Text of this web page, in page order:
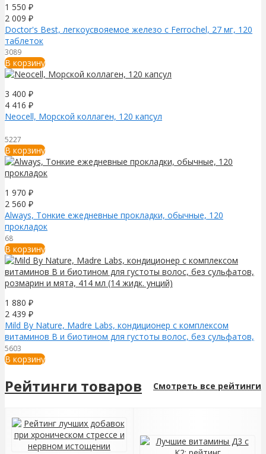
1 550 ₽
2 009 ₽
Doctor's Best, легкоусвояемое железо с Ferrochel, 27 мг, 120
таблеток
3089
В корзину
3 400 ₽
4 416 ₽
Neocell, Морской коллаген, 120 капсул
5227
В корзину
1 970 ₽
2 560 ₽
Always, Тонкие ежедневные прокладки, обычные, 120
прокладок
68
В корзину
1 880 ₽
2 439 ₽
Mild By Nature, Madre Labs, кондиционер с комплексом
витаминов В и биотином для густоты волос, без сульфатов,
розмарин и мята, 414 мл (14 жидк. унций)
5603
В корзину
Рейтинги товаров Смотреть все рейтинги